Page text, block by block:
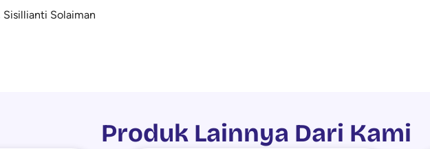
Sisillianti Solaiman
Produk Lainnya Dari Kami